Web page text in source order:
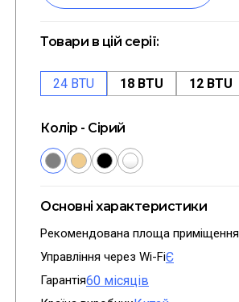
Товари в цій серії:
24 BTU 18 BTU 12 BTU
Колір - Сірий
Основні характеристики
Рекомендована площа приміщення
Управління через Wi-FiЄ
Гарантія60 місяців